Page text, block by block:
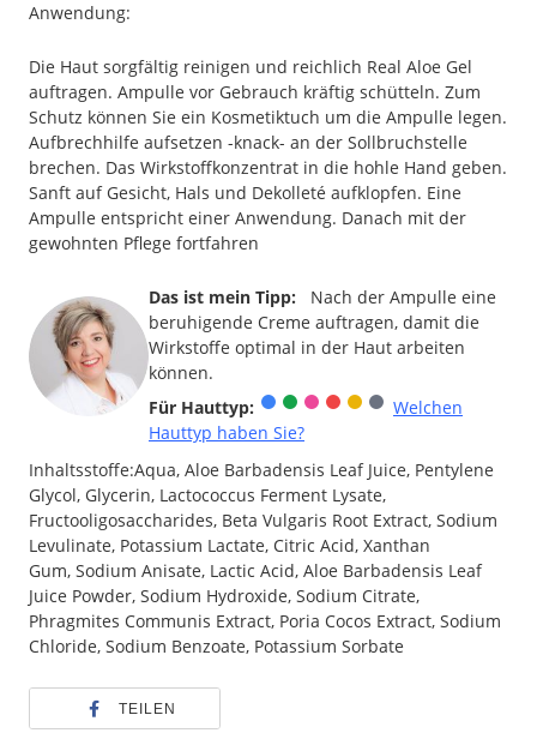
Anwendung:
Die Haut sorgfältig reinigen und reichlich Real Aloe Gel
auftragen. Ampulle vor Gebrauch kräftig schütteln. Zum
Schutz können Sie ein Kosmetiktuch um die Ampulle legen.
Aufbrechhilfe aufsetzen -knack- an der Sollbruchstelle
brechen. Das Wirkstoffkonzentrat in die hohle Hand geben.
Sanft auf Gesicht, Hals und Dekolleté aufklopfen. Eine
Ampulle entspricht einer Anwendung. Danach mit der
gewohnten Pflege fortfahren
Das ist mein Tipp: Nach der Ampulle eine
beruhigende Creme auftragen, damit die
Wirkstoffe optimal in der Haut arbeiten
können.
Für Hauttyp:
Welchen
Hauttyp haben Sie?
Inhaltsstoffe:Aqua, Aloe Barbadensis Leaf Juice, Pentylene
Glycol, Glycerin, Lactococcus Ferment Lysate,
Fructooligosaccharides, Beta Vulgaris Root Extract, Sodium
Levulinate, Potassium Lactate, Citric Acid, Xanthan
Gum, Sodium Anisate, Lactic Acid, Aloe Barbadensis Leaf
Juice Powder, Sodium Hydroxide, Sodium Citrate,
Phragmites Communis Extract, Poria Cocos Extract, Sodium
Chloride, Sodium Benzoate, Potassium Sorbate
TEILEN